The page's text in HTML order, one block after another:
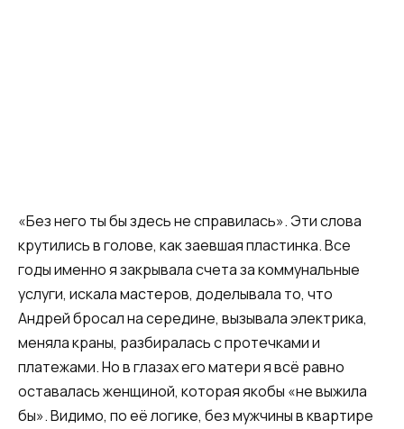
«Без него ты бы здесь не справилась». Эти слова
крутились в голове, как заевшая пластинка. Все
годы именно я закрывала счета за коммунальные
услуги, искала мастеров, доделывала то, что
Андрей бросал на середине, вызывала электрика,
меняла краны, разбиралась с протечками и
платежами. Но в глазах его матери я всё равно
оставалась женщиной, которая якобы «не выжила
бы». Видимо, по её логике, без мужчины в квартире